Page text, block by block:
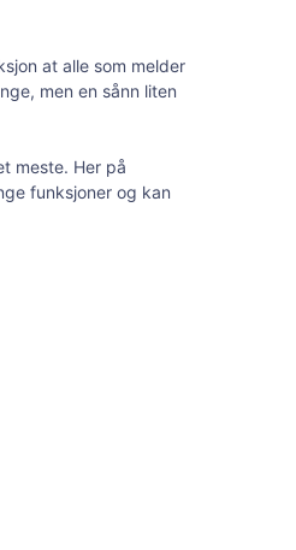
at alle som melder
men en sånn liten
meste. Her på
funksjoner og kan